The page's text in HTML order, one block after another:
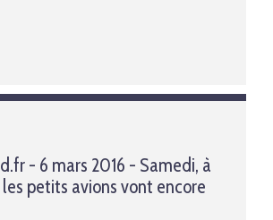
- 6 mars 2016 - Samedi, à
petits avions vont encore